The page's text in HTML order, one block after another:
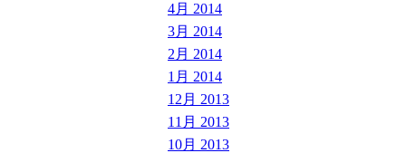
4月 2014
3月 2014
2月 2014
1月 2014
12月 2013
11月 2013
10月 2013